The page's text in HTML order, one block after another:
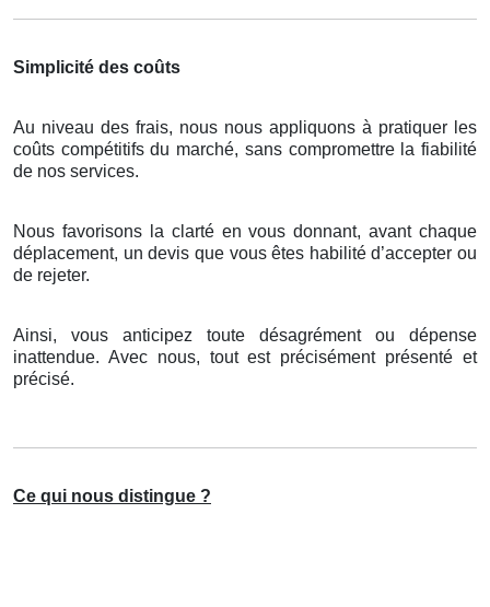
Simplicité des coûts
Au niveau des frais, nous nous appliquons à pratiquer les
coûts compétitifs du marché, sans compromettre la fiabilité
de nos services.
Nous favorisons la clarté en vous donnant, avant chaque
déplacement, un devis que vous êtes habilité d’accepter ou
de rejeter.
Ainsi, vous anticipez toute désagrément ou dépense
inattendue. Avec nous, tout est précisément présenté et
précisé.
Ce qui nous distingue ?